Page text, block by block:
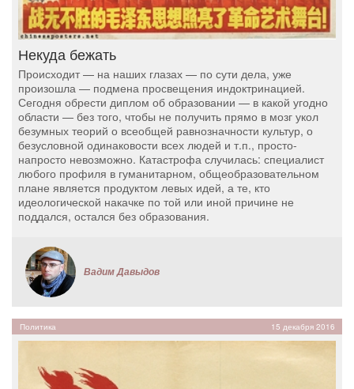
Некуда бежать
Происходит — на наших глазах — по сути дела, уже
произошла — подмена просвещения индоктринацией.
Сегодня обрести диплом об образовании — в какой угодно
области — без того, чтобы не получить прямо в мозг укол
безумных теорий о всеобщей равнозначности культур, о
безусловной одинаковости всех людей и т.п., просто-
напросто невозможно. Катастрофа случилась: специалист
любого профиля в гуманитарном, общеобразовательном
плане является продуктом левых идей, а те, кто
идеологической накачке по той или иной причине не
поддался, остался без образования.
Вадим Давыдов
Политика 15 декабря 2016